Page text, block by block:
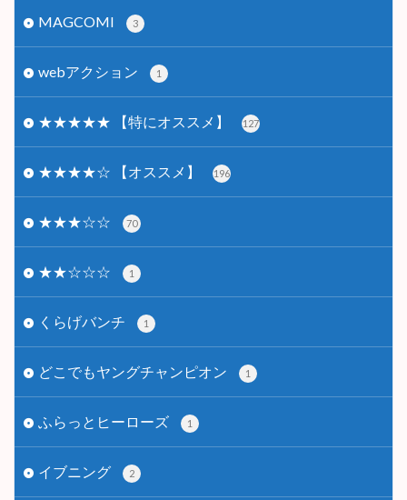
MAGCOMI 3
webアクション 1
★★★★★ 【特にオススメ】 127
★★★★☆ 【オススメ】 196
★★★☆☆ 70
★★☆☆☆ 1
くらげバンチ 1
どこでもヤングチャンピオン 1
ふらっとヒーローズ 1
イブニング 2